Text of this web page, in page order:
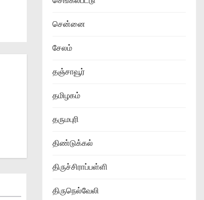
சென்னை
சேலம்
தஞ்சாவூர்
தமிழகம்
தருமபுரி
திண்டுக்கல்
திருச்சிராப்பள்ளி
திருநெல்வேலி